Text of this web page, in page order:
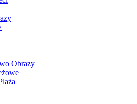
Obrazy